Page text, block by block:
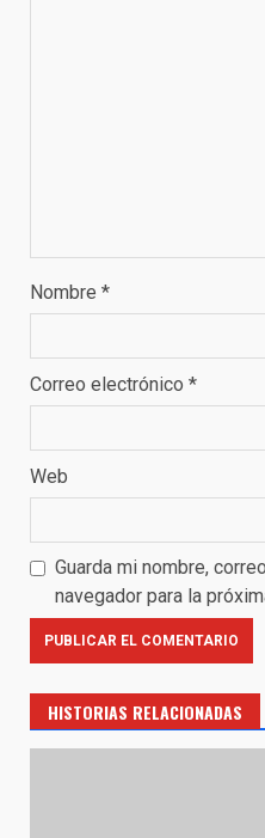
Nombre *
Correo electrónico *
Web
Guarda mi nombre,
navegador para la
HISTORIAS RELACIONADAS